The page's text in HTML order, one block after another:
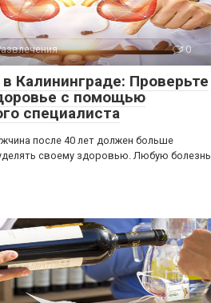
0
Калининграде: Проверьте
с помощью
специалиста
после 40 лет должен больше
своему здоровью. Любую болезнь